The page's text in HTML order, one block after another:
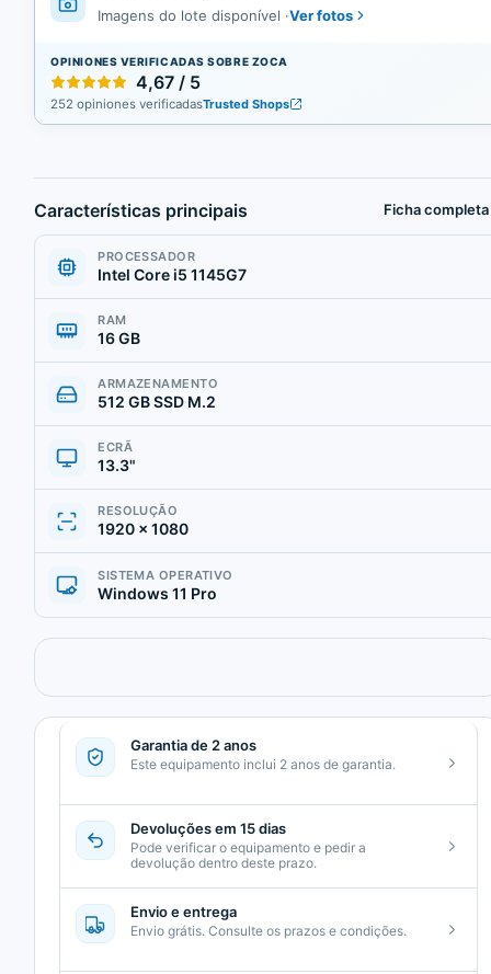
Imagens do lote disponível ·Ver fotos
OPINIONES VERIFICADAS SOBRE ZOCA
4,67 / 5
252 opiniones verificadasTrusted Shops
Características principais Ficha completa
PROCESSADOR
Intel Core i5 1145G7
RAM
16 GB
ARMAZENAMENTO
512 GB SSD M.2
ECRÃ
13.3"
RESOLUÇÃO
1920 × 1080
SISTEMA OPERATIVO
Windows 11 Pro
Garantia de 2 anos
Este equipamento inclui 2 anos de garantia.
Devoluções em 15 dias
Pode verificar o equipamento e pedir a
devolução dentro deste prazo.
Envio e entrega
Envio grátis. Consulte os prazos e condições.